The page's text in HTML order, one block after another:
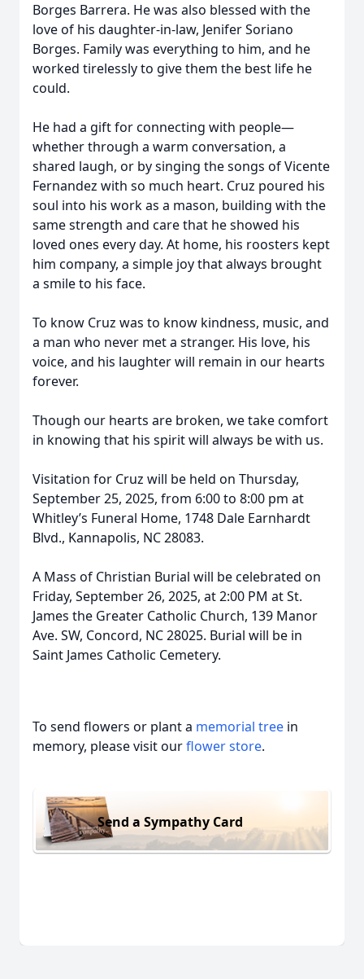
Borges Barrera. He was also blessed with the
love of his daughter-in-law, Jenifer Soriano
Borges. Family was everything to him, and he
worked tirelessly to give them the best life he
could.
He had a gift for connecting with people—
whether through a warm conversation, a
shared laugh, or by singing the songs of Vicente
Fernandez with so much heart. Cruz poured his
soul into his work as a mason, building with the
same strength and care that he showed his
loved ones every day. At home, his roosters kept
him company, a simple joy that always brought
a smile to his face.
To know Cruz was to know kindness, music, and
a man who never met a stranger. His love, his
voice, and his laughter will remain in our hearts
forever.
Though our hearts are broken, we take comfort
in knowing that his spirit will always be with us.
Visitation for Cruz will be held on Thursday,
September 25, 2025, from 6:00 to 8:00 pm at
Whitley’s Funeral Home, 1748 Dale Earnhardt
Blvd., Kannapolis, NC 28083.
A Mass of Christian Burial will be celebrated on
Friday, September 26, 2025, at 2:00 PM at St.
James the Greater Catholic Church, 139 Manor
Ave. SW, Concord, NC 28025. Burial will be in
Saint James Catholic Cemetery.
To send flowers or plant a memorial tree in
memory, please visit ourflower store.
Send a Sympathy Card